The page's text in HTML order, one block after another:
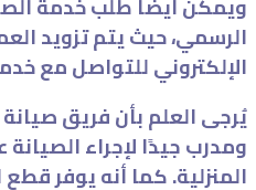
ويمكن أيضًا طلب خدمة
الرسمي، حيث يتم تزويد
الإلكتروني للتواصل مع
يُرجى العلم بأن فريق
ومدرب جيدًا لإجراء
المنزلية. كما أنه يوفر قطع